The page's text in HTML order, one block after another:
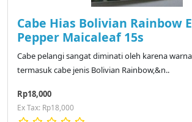
Cabe Hias Bolivian Rainbow
Pepper Maicaleaf 15s
Cabe pelangi sangat diminati oleh karena
termasuk cabe jenis Bolivian Rainbow,&n..
Rp18,000
Ex Tax: Rp18,000